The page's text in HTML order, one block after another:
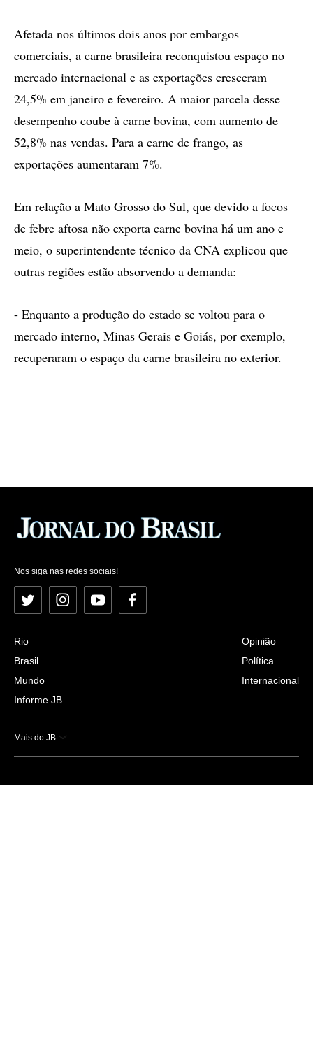
Afetada nos últimos dois anos por embargos
comerciais, a carne brasileira reconquistou espaço no
mercado internacional e as exportações cresceram
24,5% em janeiro e fevereiro. A maior parcela desse
desempenho coube à carne bovina, com aumento de
52,8% nas vendas. Para a carne de frango, as
exportações aumentaram 7%.
Em relação a Mato Grosso do Sul, que devido a focos
de febre aftosa não exporta carne bovina há um ano e
meio, o superintendente técnico da CNA explicou que
outras regiões estão absorvendo a demanda:
- Enquanto a produção do estado se voltou para o
mercado interno, Minas Gerais e Goiás, por exemplo,
recuperaram o espaço da carne brasileira no exterior.
Nos siga nas redes sociais!
Twitter InstagramYouTubeFacebook
Rio
Brasil
Mundo
Informe JB
Opinião
Política
Internacional
Mais do JB
Esportes